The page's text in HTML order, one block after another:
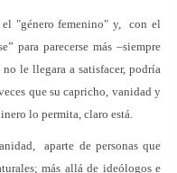
"género femenino" y, con el
para parecerse más –siempre
le llegara a satisfacer, podría
que su capricho, vanidad y
lo permita, claro está.
aparte de personas que
más allá de ideólogos e